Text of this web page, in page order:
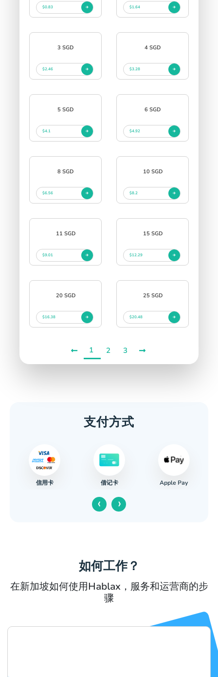
$0.83 $1.64
3 SGD
$2.46
4 SGD
$3.28
5 SGD
$4.1
6 SGD
$4.92
8 SGD
$6.56
10 SGD
$8.2
11 SGD
$9.01
15 SGD
$12.29
20 SGD
$16.38
25 SGD
$20.48
1 2 3
支付方式
信用卡 借记卡 Apple Pay
‹ ›
如何工作？
在新加坡如何使用Hablax，服务和运营商的步
骤